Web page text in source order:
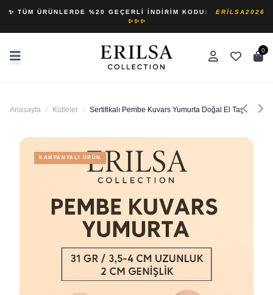
✨ TÜM ÜRÜNLERDE %20 GEÇERLI İNDIRIM KODU:
ERILSA2026
✨✨✨
0
Anasayfa / Kütleler / Sertifikalı Pembe Kuvars Yumurta Doğal El Taşı –
KAMPANYALI ÜRÜN